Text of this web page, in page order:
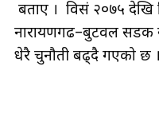
बताए । विसं २०७५ देखि
नारायणगढ–बुटवल सडक
धेरै चुनौती बढ्दै गएको छ ।